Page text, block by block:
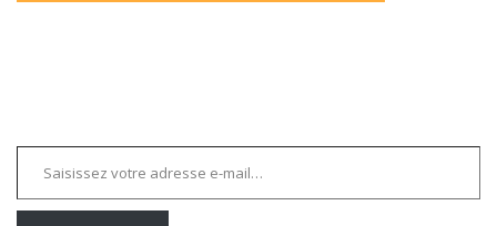
Saisissez votre adresse e-mail…